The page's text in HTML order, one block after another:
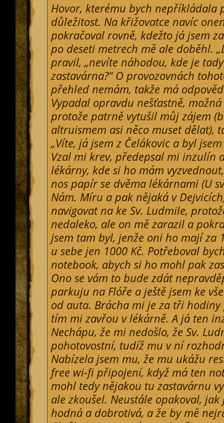
Hovor, kterému bych nepříkládala
důležitost. Na křižovatce navíc
pokračoval rovně, kdežto já jsem
po deseti metrech mě ale doběhl.
pravil, „nevíte náhodou, kde je
zastavárna?“ O provozovnách
přehled nemám, takže má
Vypadal opravdu nešťastně,
protože patrně vytušil můj zájem
altruismem asi něco muset dělat),
„Víte, já jsem z Čelákovic a byl
Vzal mi krev, předepsal mi inzulín
lékárny, kde si ho mám
nos papír se dvěma lékárnami (U
Nám. Míru a pak nějaká v
navigovat na ke Sv. Ludmile,
nedaleko, ale on mě zarazil a
jsem tam byl, jenže oni ho mají za
u sebe jen 1000 Kč. Potřeboval
notebook, abych si ho mohl pak
Ono se vám to bude zdát
parkuju na Flóře a ještě jsem ke
od auta. Brácha mi je za tři hodiny
tím mi zavřou v lékárně. A já ten
Nechápu, že mi nedošlo, že Sv.
pohotovostní, tudíž mu v ní
Nabízela jsem mu, že mu ukážu
free wi-fi připojení, když má ten
mohl tedy nějakou tu zastavárnu
ale zkoušel. Neustále opakoval, jak
hodná a dobrotivá, a že by mě